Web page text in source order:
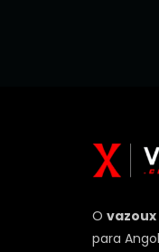
O vazoux
para